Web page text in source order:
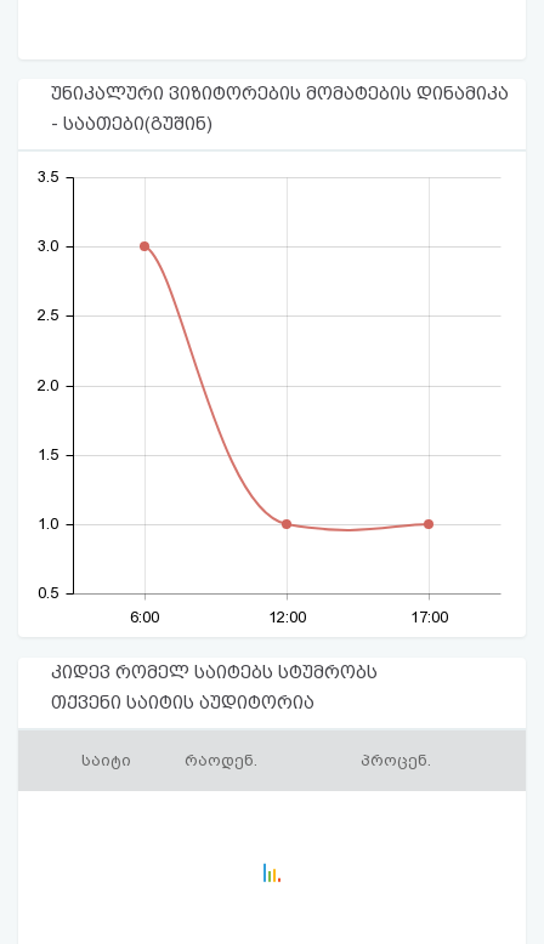
უნიკალური ვიზიტორების მომატების დინამიკა
- საათები(გუშინ)
6:00 12:00 17:00
0.5
1.0
1.5
2.0
2.5
3.0
3.5
კიდევ რომელ საიტებს სტუმრობს
თქვენი საიტის აუდიტორია
საიტი რაოდენ. პროცენ.